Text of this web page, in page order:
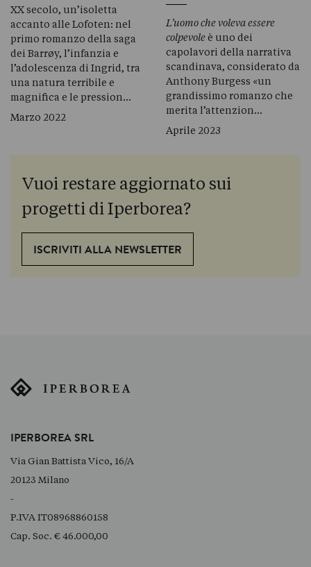
XX secolo, un’isoletta
accanto alle Lofoten: nel
primo romanzo della saga
dei Barrøy, l’infanzia e
l’adolescenza di Ingrid, tra
una natura terribile e
magnifica e le pression…
Marzo 2022
L’uomo che voleva essere
colpevoleè uno dei
capolavori della narrativa
scandinava, considerato da
Anthony Burgess «un
grandissimo romanzo che
merita l’attenzion…
Aprile 2023
Vuoi restare aggiornato sui
progetti di Iperborea?
ISCRIVITI ALLA NEWSLETTER
IPERBOREA SRL
Via Gian Battista Vico, 16/A
20123 Milano
-
P.IVA IT08968860158
Cap. Soc. € 46.000,00